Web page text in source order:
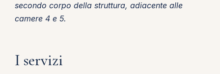
secondo corpo della struttura, adiacente alle
camere 4 e 5.
I servizi